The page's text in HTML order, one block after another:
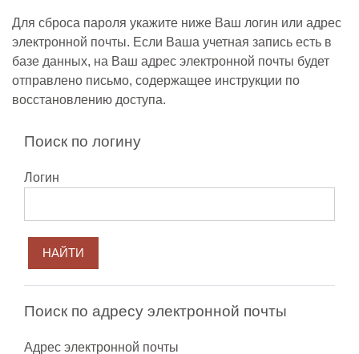
Для сброса пароля укажите ниже Ваш логин или адрес
электронной почты. Если Ваша учетная запись есть в
базе данных, на Ваш адрес электронной почты будет
отправлено письмо, содержащее инструкции по
восстановлению доступа.
Поиск по логину
Логин
Поиск по адресу электронной почты
Адрес электронной почты